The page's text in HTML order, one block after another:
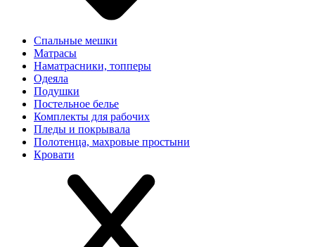
Спальные мешки
Матрасы
Наматрасники, топперы
Одеяла
Подушки
Постельное белье
Комплекты для рабочих
Пледы и покрывала
Полотенца, махровые простыни
Кровати